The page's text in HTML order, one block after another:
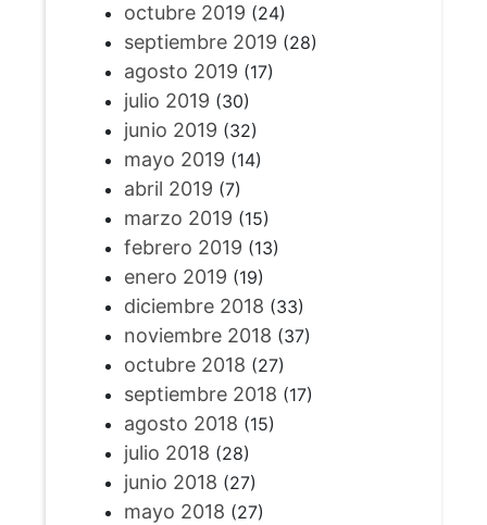
octubre 2019 (24)
septiembre 2019 (28)
agosto 2019 (17)
julio 2019 (30)
junio 2019 (32)
mayo 2019 (14)
abril 2019 (7)
marzo 2019 (15)
febrero 2019 (13)
enero 2019 (19)
diciembre 2018 (33)
noviembre 2018 (37)
octubre 2018 (27)
septiembre 2018 (17)
agosto 2018 (15)
julio 2018 (28)
junio 2018 (27)
mayo 2018 (27)